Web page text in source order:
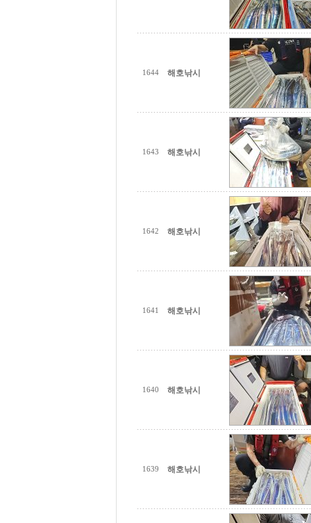
1644 해호낚시
1643 해호낚시
1642 해호낚시
1641 해호낚시
1640 해호낚시
1639 해호낚시